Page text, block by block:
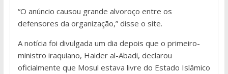
“O anúncio causou grande alvoroço entre os
defensores da organização,” disse o site.
A notícia foi divulgada um dia depois que o primeiro-
ministro iraquiano, Haider al-Abadi, declarou
oficialmente que Mosul estava livre do Estado Islâmico